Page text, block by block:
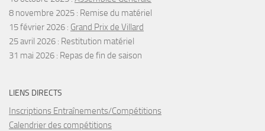
8 novembre 2025 : Remise du matériel
15 février 2026 : Grand Prix de Villard
25 avril 2026 : Restitution matériel
31 mai 2026 : Repas de fin de saison
LIENS DIRECTS
Inscriptions Entraînements/Compétitions
Calendrier des compétitions